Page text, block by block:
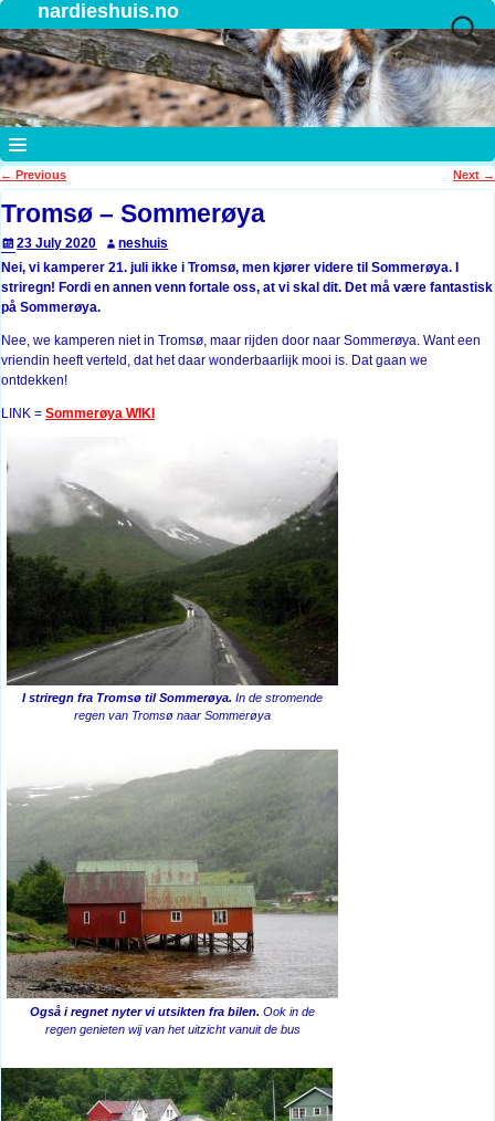
nardieshuis.no
Post navigation
← Previous Next →
Tromsø – Sommerøya
23 July 2020
neshuis
Nei, vi kamperer 21. juli ikke i Tromsø, men kjører videre til Sommerøya. I
striregn! Fordi en annen venn fortale oss, at vi skal dit. Det må være fantastisk
på Sommerøya.
Nee, we kamperen niet in Tromsø, maar rijden door naar Sommerøya. Want een
vriendin heeft verteld, dat het daar wonderbaarlijk mooi is. Dat gaan we
ontdekken!
LINK = Sommerøya WIKI
I striregn fra Tromsø til Sommerøya. In de stromende
regen van Tromsø naar Sommerøya
Også i regnet nyter vi utsikten fra bilen. Ook in de
regen genieten wij van het uitzicht vanuit de bus